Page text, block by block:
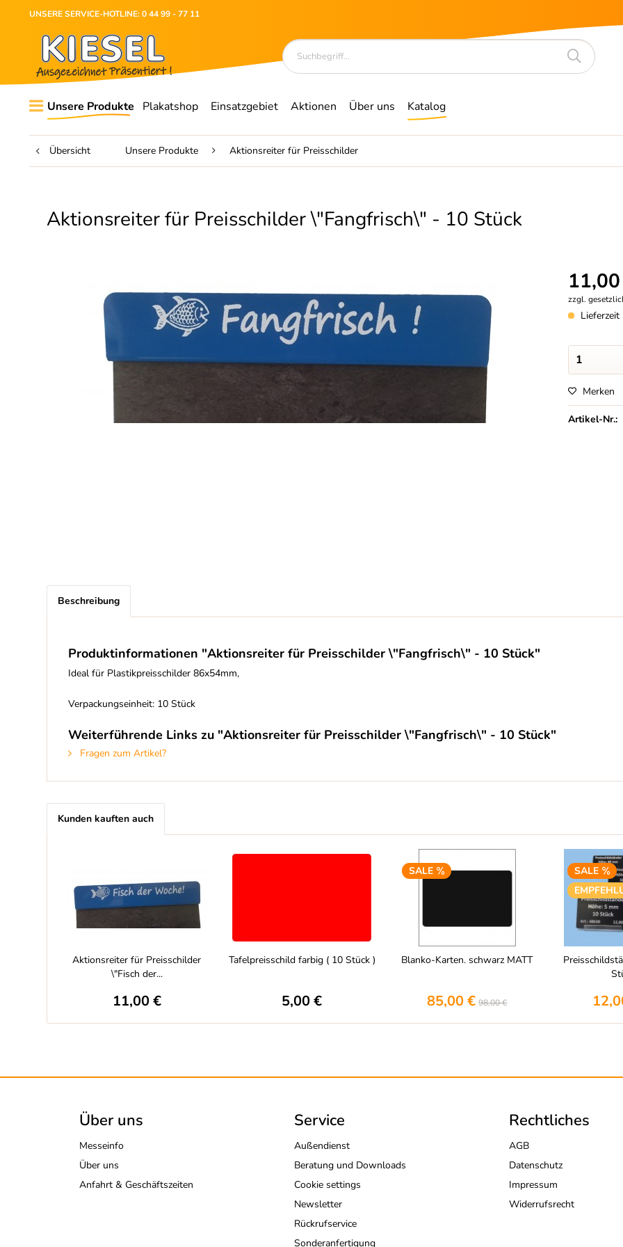
UNSERE SERVICE-HOTLINE: 0 44 99 - 77 11
Unsere Produkte Plakatshop Einsatzgebiet Aktionen Über uns Katalog
Übersicht Unsere Produkte Aktionsreiter für Preisschilder
Aktionsreiter für Preisschilder \"Fangfrisch\" - 10 Stück
zzgl.
Merken
Artikel-Nr.:
Beschreibung
Produktinformationen "Aktionsreiter für Preisschilder \"Fangfrisch\" - 10 Stück"
Ideal für Plastikpreisschilder 86x54mm,
Verpackungseinheit: 10 Stück
Weiterführende Links zu "Aktionsreiter für Preisschilder \"Fangfrisch\" - 10 Stück"
Fragen zum Artikel?
Kunden kauften auch
Aktionsreiter für Preisschilder
\"Fisch der...
11,00 €
Tafelpreisschild farbig ( 10 Stück )
5,00 €
SALE
Blanko-Karten. schwarz MATT
85,00 € 98,00 €
SALE
Über uns
Messeinfo
Über uns
Anfahrt & Geschäftszeiten
Service
Außendienst
Beratung und Downloads
Cookie settings
Newsletter
Rückrufservice
Sonderanfertigung
Rechtliches
AGB
Datenschutz
Impressum
Widerrufsrecht